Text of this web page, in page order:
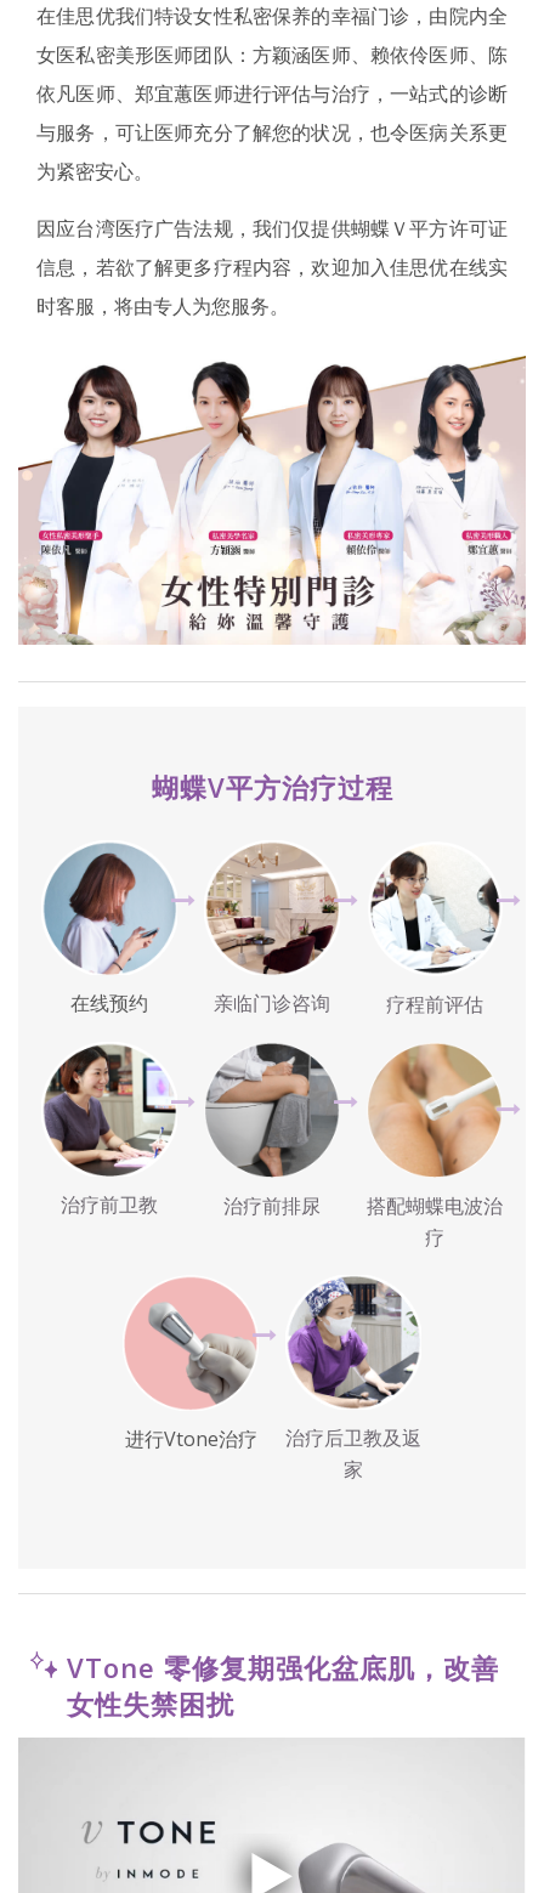
在佳思优我们特设女性私密保养的幸福门诊，由院内全
女医私密美形医师团队：方颖涵医师、赖依伶医师、陈
依凡医师、郑宜蕙医师进行评估与治疗，一站式的诊断
与服务，可让医师充分了解您的状况，也令医病关系更
为紧密安心。
因应台湾医疗广告法规，我们仅提供蝴蝶Ｖ平方许可证
信息，若欲了解更多疗程内容，欢迎加入佳思优在线实
时客服，将由专人为您服务。
蝴蝶V平方治疗过程
在线预约 亲临门诊咨询 疗程前评估
治疗前卫教 治疗前排尿
搭配蝴蝶电波治
疗
进行Vtone治疗
治疗后卫教及返
家
VTone 零修复期强化盆底肌，改善
女性失禁困扰